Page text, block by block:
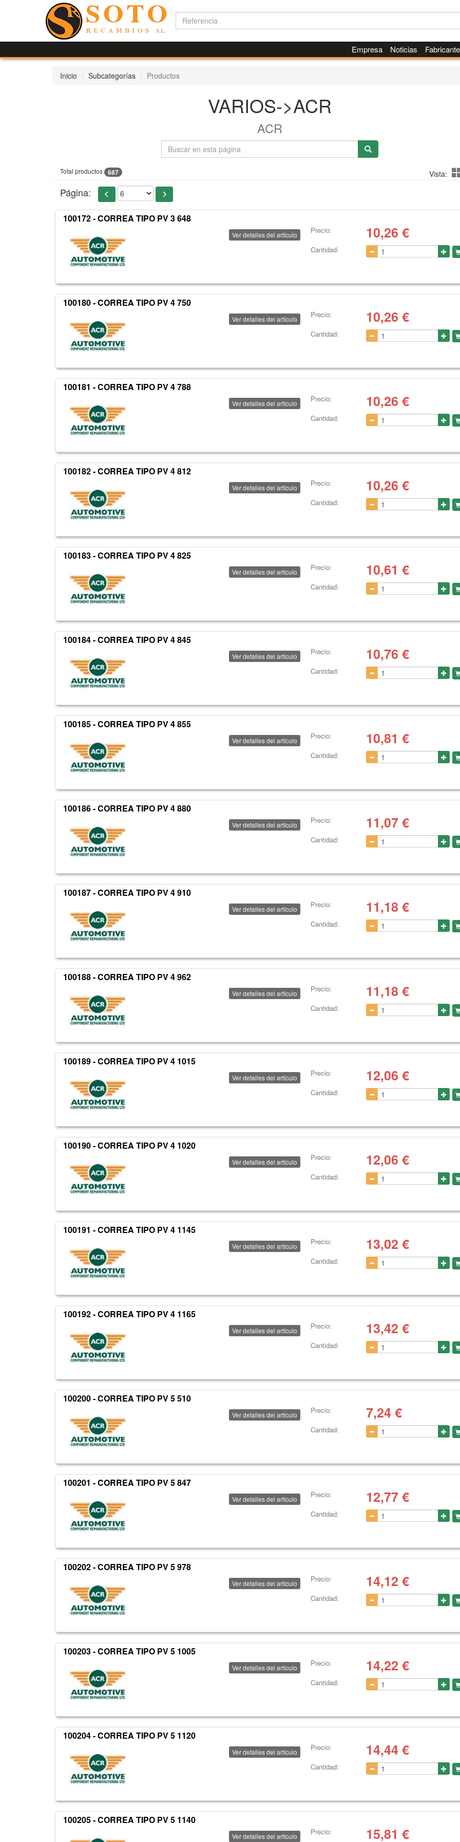
Empresa Noticias
Inicio Subcategorías Productos
VARIOS->ACR
ACR
Total productos 687 Vista:
Página:
100172 - CORREA TIPO PV 3 648
Ver detalles del artículo Precio: 10,26 €
Cantidad:
100180 - CORREA TIPO PV 4 750
Ver detalles del artículo Precio: 10,26 €
Cantidad:
100181 - CORREA TIPO PV 4 788
Ver detalles del artículo Precio: 10,26 €
Cantidad:
100182 - CORREA TIPO PV 4 812
Ver detalles del artículo Precio: 10,26 €
Cantidad:
100183 - CORREA TIPO PV 4 825
Ver detalles del artículo Precio: 10,61 €
Cantidad:
100184 - CORREA TIPO PV 4 845
Ver detalles del artículo Precio: 10,76 €
Cantidad:
100185 - CORREA TIPO PV 4 855
Ver detalles del artículo Precio: 10,81 €
Cantidad:
100186 - CORREA TIPO PV 4 880
Ver detalles del artículo Precio: 11,07€
Cantidad:
100187 - CORREA TIPO PV 4 910
Ver detalles del artículo Precio: 11,18 €
Cantidad:
100188 - CORREA TIPO PV 4 962
Ver detalles del artículo Precio: 11,18 €
Cantidad:
100189 - CORREA TIPO PV 4 1015
Ver detalles del artículo Precio: 12,06 €
Cantidad:
100190 - CORREA TIPO PV 4 1020
Ver detalles del artículo Precio: 12,06 €
Cantidad:
100191 - CORREA TIPO PV 4 1145
Ver detalles del artículo Precio: 13,02 €
Cantidad:
100192 - CORREA TIPO PV 4 1165
Ver detalles del artículo Precio: 13,42 €
Cantidad:
100200 - CORREA TIPO PV 5 510
Ver detalles del artículo Precio: 7,24 €
Cantidad:
100201 - CORREA TIPO PV 5 847
Ver detalles del artículo Precio: 12,77€
Cantidad:
100202 - CORREA TIPO PV 5 978
Ver detalles del artículo Precio: 14,12 €
Cantidad:
100203 - CORREA TIPO PV 5 1005
Ver detalles del artículo Precio: 14,22 €
Cantidad:
100204 - CORREA TIPO PV 5 1120
Ver detalles del artículo Precio: 14,44 €
Cantidad:
100205 - CORREA TIPO PV 5 1140
Ver detalles del artículo Precio: 15,81 €